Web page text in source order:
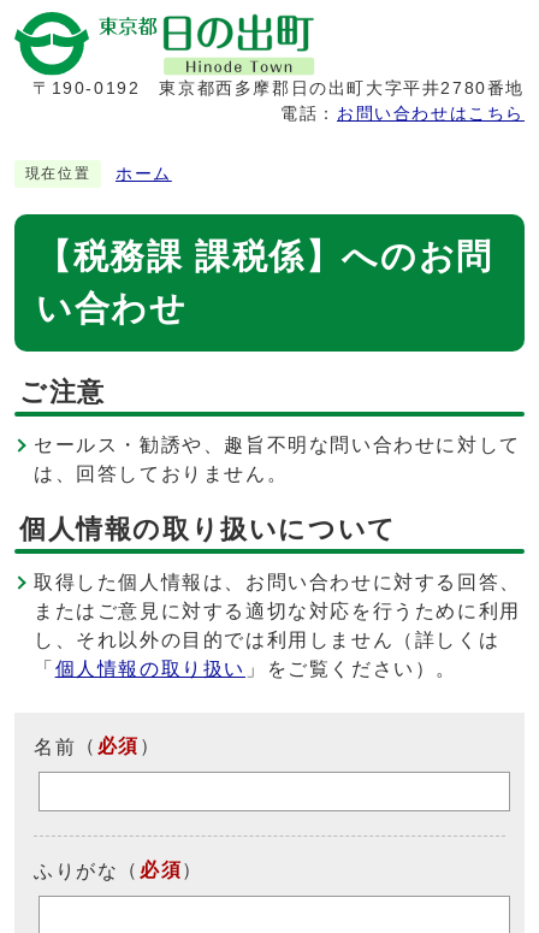
〒190-0192
東京都西多摩郡日の出町大字平井2780番地
電話： お問い合わせはこちら
現在位置 ホーム
【税務課 課税係】へのお問
い合わせ
ご注意
セールス・勧誘や、趣旨不明な問い合わせに対して
は、回答しておりません。
個人情報の取り扱いについて
取得した個人情報は、お問い合わせに対する回答、
またはご意見に対する適切な対応を行うために利用
し、それ以外の目的では利用しません（詳しくは
「 個人情報の取り扱い 」をご覧ください）。
名前 （ 必須 ）
ふりがな （ 必須）